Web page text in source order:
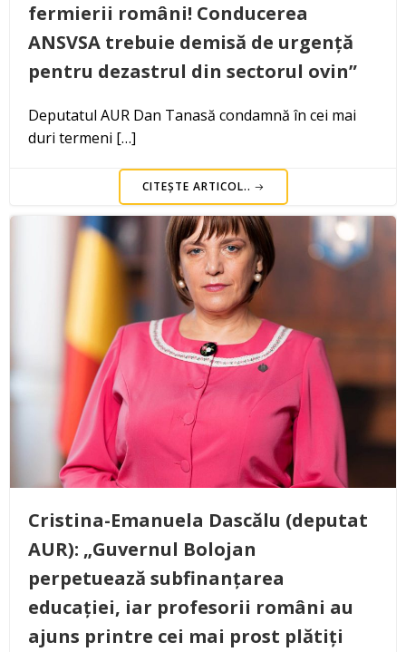
fermierii români! Conducerea
ANSVSA trebuie demisă de urgență
pentru dezastrul din sectorul ovin”
Deputatul AUR Dan Tanasă condamnă în cei mai
duri termeni […]
CITEȘTE ARTICOL..
Cristina-Emanuela Dascălu (deputat
AUR): „Guvernul Bolojan
perpetuează subfinanțarea
educației, iar profesorii români au
ajuns printre cei mai prost plătiți